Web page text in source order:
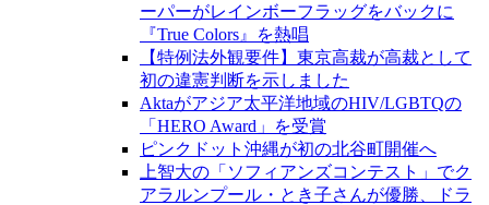
ーパーがレインボーフラッグをバックに
『True Colors』を熱唱
【特例法外観要件】東京高裁が高裁として
初の違憲判断を示しました
Aktaがアジア太平洋地域のHIV/LGBTQの
「HERO Award」を受賞
ピンクドット沖縄が初の北谷町開催へ
上智大の「ソフィアンズコンテスト」でク
アラルンプール・とき子さんが優勝、ドラ